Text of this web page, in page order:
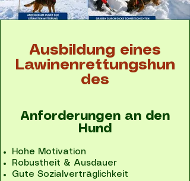
Ausbildung eines
Lawinenrettungshun
des
Anforderungen an den
Hund
Hohe Motivation
Robustheit & Ausdauer
Gute Sozialverträglichkeit